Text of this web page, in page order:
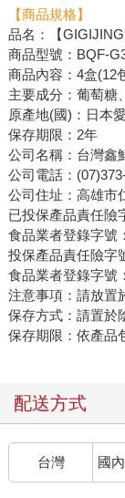
【商品規格】
品名：【
商品型號：BQF-
商品內容：4盒(12
主要成分：葡萄糖
原產地(國)：日本
保存期限：2年
公司名稱：台灣鑫
公司電話：
公司住址：高雄市
已投保產品責任險
食品業者登錄字號
投保產品責任險字
食品業者登錄字號
注意事項：請放置
保存方式：請置於
保存期限：依產品
配送方式
台灣 國